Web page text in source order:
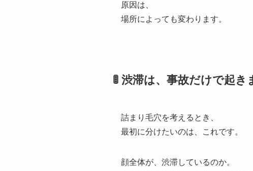
原因は、
場所によっても変わります。
🚦 渋滞は、事故だけで起き
詰まり毛穴を考えるとき、
最初に分けたいのは、これです。
顔全体が、渋滞しているのか。